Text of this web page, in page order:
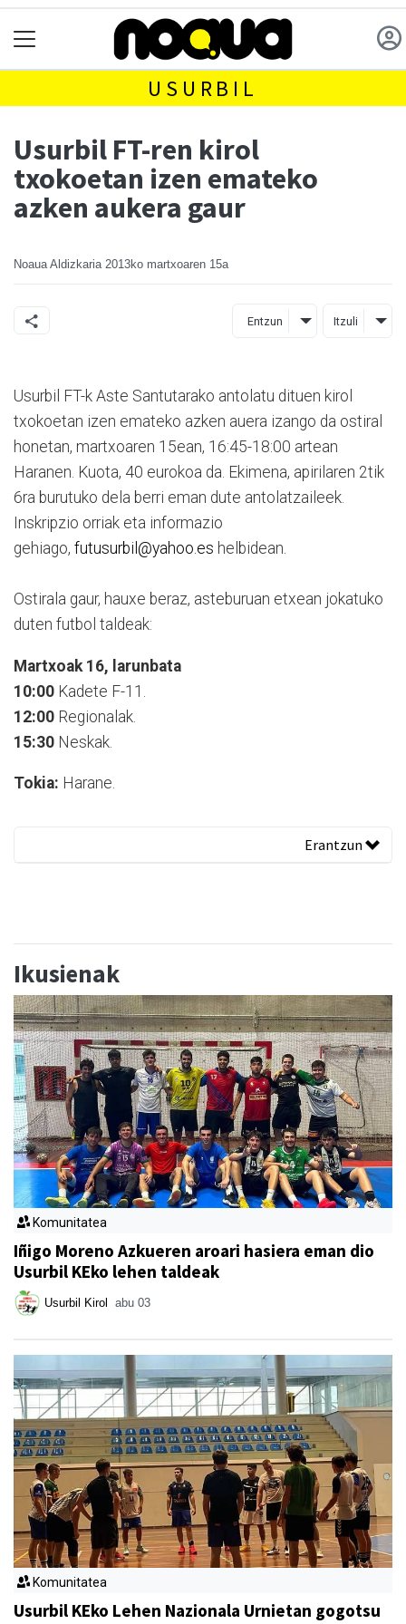
USURBIL
Usurbil FT-ren kirol
txokoetan izen emateko
azken aukera gaur
Noaua Aldizkaria 2013ko martxoaren 15a
Entzun Itzuli
Usurbil FT-k Aste Santutarako antolatu dituen kirol
txokoetan izen emateko azken auera izango da ostiral
honetan, martxoaren 15ean, 16:45-18:00 artean
Haranen. Kuota, 40 eurokoa da. Ekimena, apirilaren 2tik
6ra burutuko dela berri eman dute antolatzaileek.
Inskripzio orriak eta informazio
gehiago, futusurbil@yahoo.es helbidean.
Ostirala gaur, hauxe beraz, asteburuan etxean jokatuko
duten futbol taldeak:
Martxoak 16, larunbata
10:00 Kadete F-11.
12:00 Regionalak.
15:30 Neskak.
Tokia: Harane.
Erantzun
Ikusienak
Komunitatea
Iñigo Moreno Azkueren aroari hasiera eman dio
Usurbil KEko lehen taldeak
Usurbil Kirol abu 03
Komunitatea
Usurbil KEko Lehen Nazionala Urnietan gogotsu